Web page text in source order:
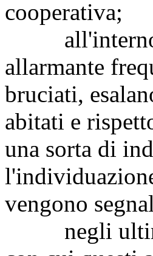
cooperativa;
all'interno di
allarmante
bruciati,
abitati e
una sorta di
vengono
negli ultimi